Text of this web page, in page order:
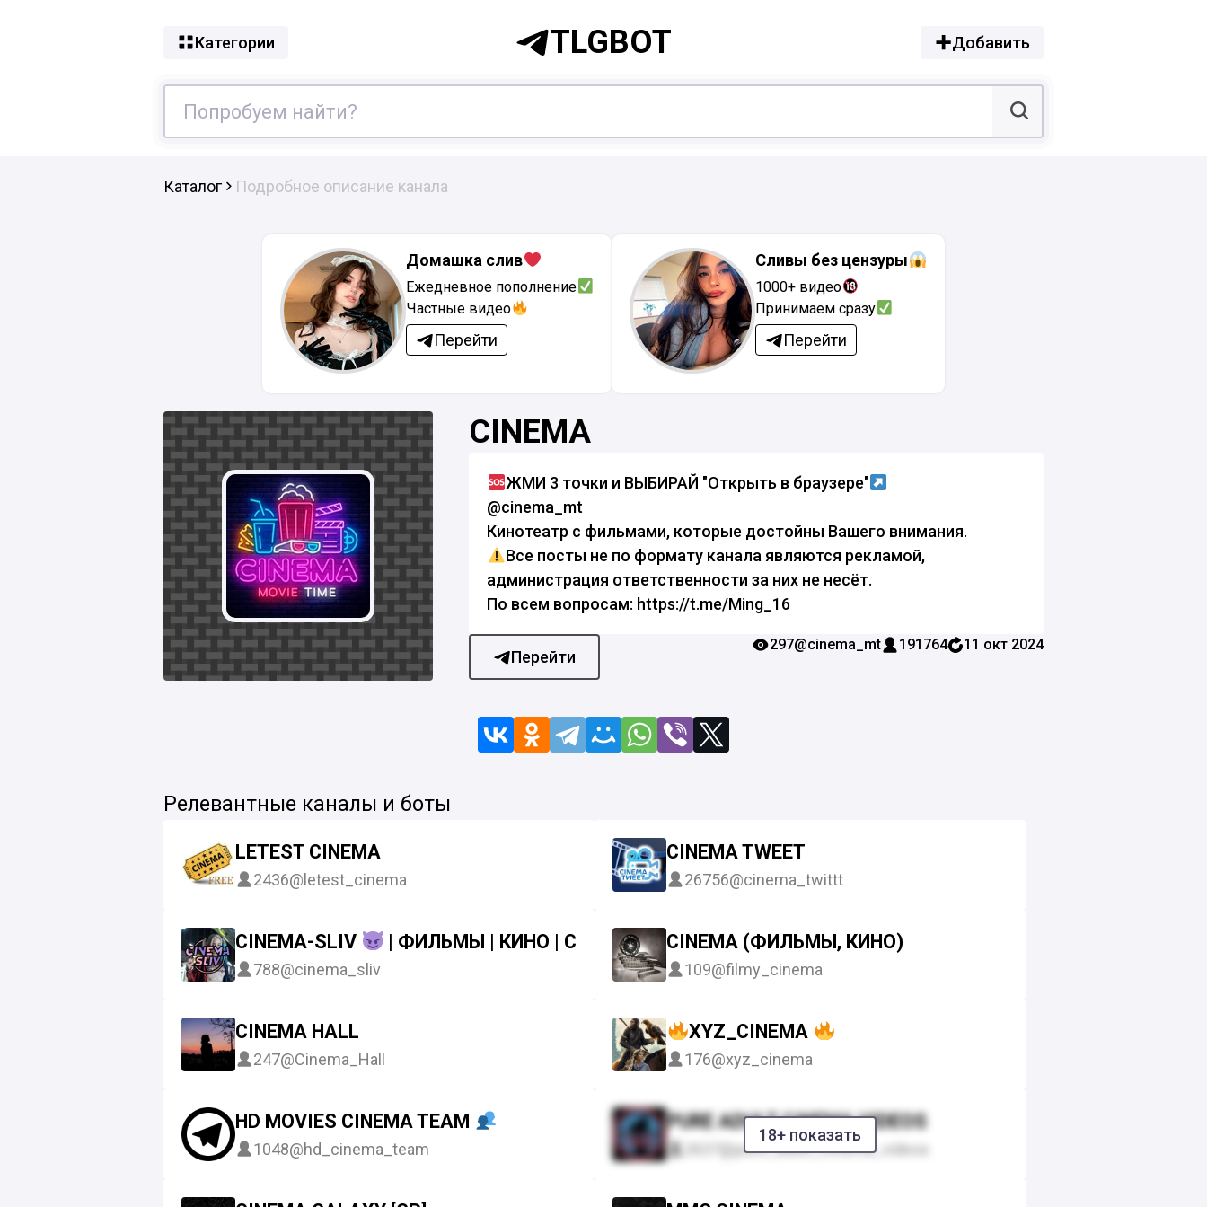
Категории TLGBOT Добавить
Каталог Подробное описание канала
Домашка слив
Ежедневное пополнение
Частные видео
Перейти
Сливы без цензуры
1000+ видео
Принимаем сразу
Перейти
CINEMA
ЖМИ 3 точки и ВЫБИРАЙ "Открыть в браузере"
@cinema_mt
Кинотеатр с фильмами, которые достойны Вашего внимания.
Все посты не по формату канала являются рекламой,
администрация ответственности за них не несёт.
По всем вопросам: https://t.me/Ming_16
Перейти
297@cinema_mt 191764 11 окт 2024
Релевантные каналы и боты
LETEST CINEMA
2436@letest_cinema
CINEMA TWEET
26756@cinema_twittt
CINEMA-SLIV | ФИЛЬМЫ | КИНО | СЕРИАЛЫ
788@cinema_sliv
CINEMA (ФИЛЬМЫ, КИНО)
109@filmy_cinema
CINEMA HALL
247@Cinema_Hall
XYZ_CINEMA
176@xyz_cinema
HD MOVIES CINEMA TEAM
1048@hd_cinema_team
18+ показать
PURE ADULT CINEMA VIDEOS
@pure_adult_cinema_videos